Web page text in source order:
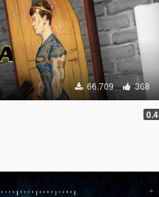
66.709 368
0.4